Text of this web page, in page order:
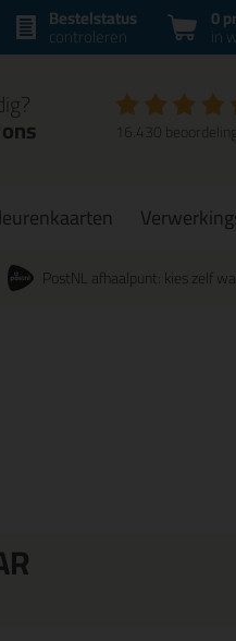
0
in
Bestelstatus
controleren
16.430
PostNL afhaalpunt: kies zelf